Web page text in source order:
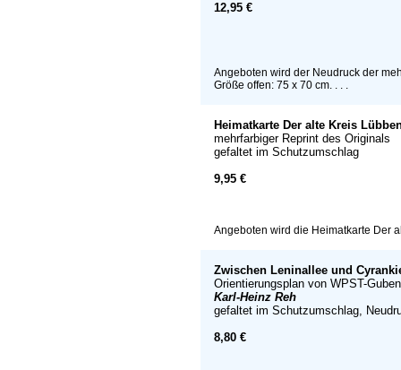
12,95 €
Angeboten wird der Neudruck der
Größe offen: 75 x 70 cm. . . .
Heimatkarte Der alte Kreis
mehrfarbiger Reprint des Originals
gefaltet im Schutzumschlag
9,95 €
Angeboten wird die Heimatkarte Der
Zwischen Leninallee und
Orientierungsplan von WPST-
Karl-Heinz Reh
gefaltet im Schutzumschlag,
8,80 €